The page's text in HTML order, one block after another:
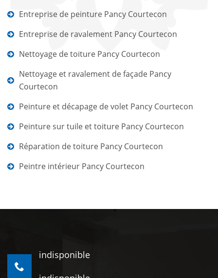
Entreprise de peinture Pancy Courtecon
Entreprise de ravalement Pancy Courtecon
Nettoyage de toiture Pancy Courtecon
Nettoyage et ravalement de façade Pancy
Courtecon
Peinture et décapage de volet Pancy Courtecon
Peinture sur tuile et toiture Pancy Courtecon
Réparation de toiture Pancy Courtecon
Peintre intérieur Pancy Courtecon
indisponible